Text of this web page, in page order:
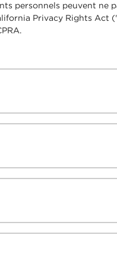
personnels peuvent ne
Privacy Rights Act